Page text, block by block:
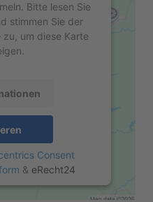
Bitte lesen Sie
stimmen Sie der
um diese Karte
Consent
& eRecht24